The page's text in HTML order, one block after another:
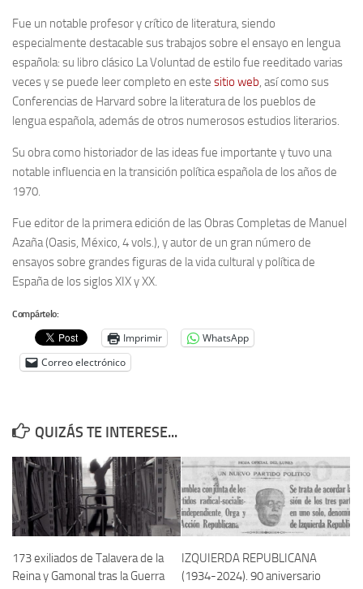
Ochenta años sin Manuel Azaña
Bibliografías
Biblioteca
Catálogo Biblioteca
Fondo Mario J. Bonilla
Publicaciones destacadas de nuestra hemeroteca
Noticias
Tienda
Fue un notable profesor y crítico de literatura, siendo
especialmente destacable sus trabajos sobre el ensayo en lengua
española: su libro clásico La Voluntad de estilo fue reeditado varias
veces y se puede leer completo en este sitio web, así como sus
Conferencias de Harvard sobre la literatura de los pueblos de
lengua española, además de otros numerosos estudios literarios.
Su obra como historiador de las ideas fue importante y tuvo una
notable influencia en la transición política española de los años de
1970.
Fue editor de la primera edición de las Obras Completas de Manuel
Azaña (Oasis, México, 4 vols.), y autor de un gran número de
ensayos sobre grandes figuras de la vida cultural y política de
España de los siglos XIX y XX.
Compártelo:
Imprimir
WhatsApp
Correo electrónico
QUIZÁS TE INTERESE...
173 exiliados de Talavera de la
Reina y Gamonal tras la Guerra
IZQUIERDA REPUBLICANA
(1934-2024). 90 aniversario